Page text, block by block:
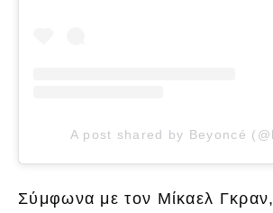
A post shared by Beyoncé
Σύμφωνα με τον Μίκαελ